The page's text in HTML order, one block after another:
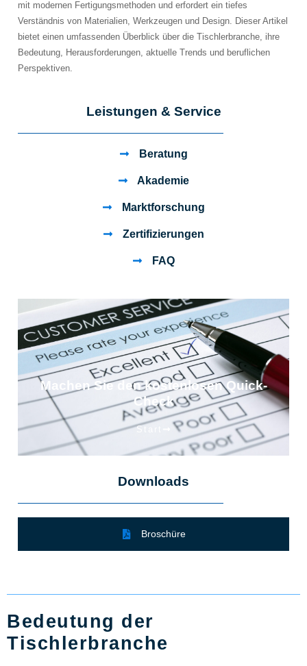
Leistungen & Service
Beratung
Akademie
Marktforschung
Zertifizierungen
FAQ
Machen Sie den kostenlosen Quick-
Check
Start
Downloads
Broschüre
mit modernen Fertigungsmethoden und erfordert ein tiefes
Verständnis von Materialien, Werkzeugen und Design. Dieser Artikel
bietet einen umfassenden Überblick über die Tischlerbranche, ihre
Bedeutung, Herausforderungen, aktuelle Trends und beruflichen
Perspektiven.
Bedeutung der
Tischlerbranche